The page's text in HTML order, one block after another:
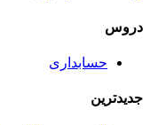
دروس
حسابداری
جدیدترین